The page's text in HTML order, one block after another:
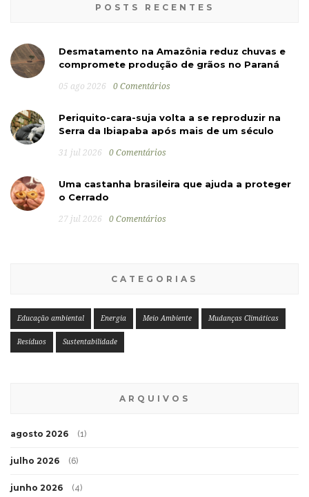
POSTS RECENTES
Desmatamento na Amazônia reduz chuvas e
compromete produção de grãos no Paraná
05 ago 2026 0 Comentários
Periquito-cara-suja volta a se reproduzir na
Serra da Ibiapaba após mais de um século
31 jul 2026 0 Comentários
Uma castanha brasileira que ajuda a proteger
o Cerrado
27 jul 2026 0 Comentários
CATEGORIAS
Educação ambiental Energia Meio Ambiente Mudanças Climáticas
Resíduos Sustentabilidade
ARQUIVOS
agosto 2026 (1)
julho 2026 (6)
junho 2026 (4)